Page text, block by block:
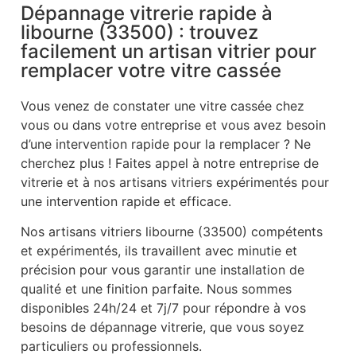
Dépannage vitrerie rapide à
libourne (33500) : trouvez
facilement un artisan vitrier pour
remplacer votre vitre cassée
Vous venez de constater une vitre cassée chez
vous ou dans votre entreprise et vous avez besoin
d’une intervention rapide pour la remplacer ? Ne
cherchez plus ! Faites appel à notre entreprise de
vitrerie et à nos artisans vitriers expérimentés pour
une intervention rapide et efficace.
Nos artisans vitriers libourne (33500) compétents
et expérimentés, ils travaillent avec minutie et
précision pour vous garantir une installation de
qualité et une finition parfaite. Nous sommes
disponibles 24h/24 et 7j/7 pour répondre à vos
besoins de dépannage vitrerie, que vous soyez
particuliers ou professionnels.